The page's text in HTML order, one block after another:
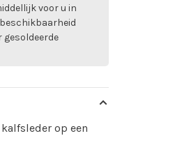
voor u in
gesoldeerde
op een